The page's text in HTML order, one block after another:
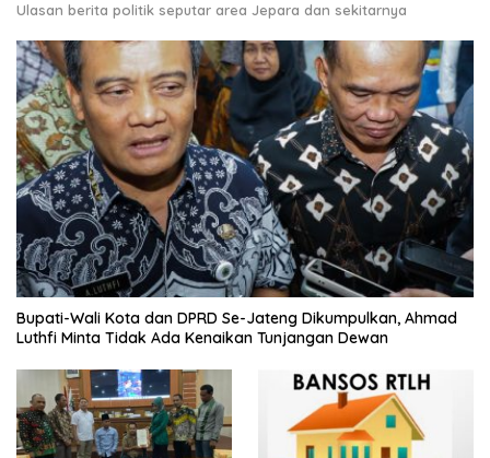
Ulasan berita politik seputar area Jepara dan sekitarnya
Bupati-Wali Kota dan DPRD Se-Jateng Dikumpulkan, Ahmad
Luthfi Minta Tidak Ada Kenaikan Tunjangan Dewan